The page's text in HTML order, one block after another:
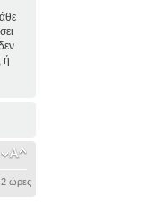
ή
2 ώρες